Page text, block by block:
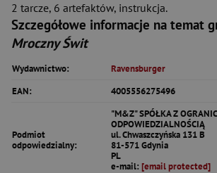
2 tarcze, 6 artefaktów, instrukcja.
Szczegółowe informacje na temat
Mroczny Świt
Wydawnictwo:
Ravensburger
EAN:
4005556275496
Podmiot
odpowiedzialny:
"M&Z" SPÓŁKA Z
ODPOWIEDZIALNOŚCIĄ
ul. Chwaszczyńska 131 B
81-571 Gdynia
PL
e-mail: [email protected]